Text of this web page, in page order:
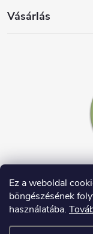
Ez a weboldal
böngészésének
használatába.
Vásárlás